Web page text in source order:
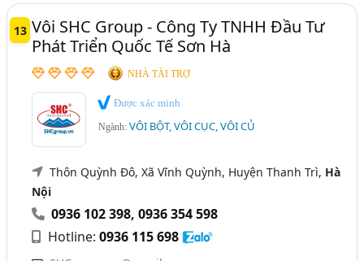
13 Vôi SHC Group - Công Ty TNHH Đầu Tư
Phát Triển Quốc Tế Sơn Hà
NHÀ TÀI TRỢ
Được xác minh
Ngành:VÔI BỘT, VÔI CỤC, VÔI CỦ
Thôn Quỳnh Đô, Xã Vĩnh Quỳnh, Huyện Thanh Trì, Hà
Nội
0936 102 398,0936 354 598
Hotline:0936 115 698